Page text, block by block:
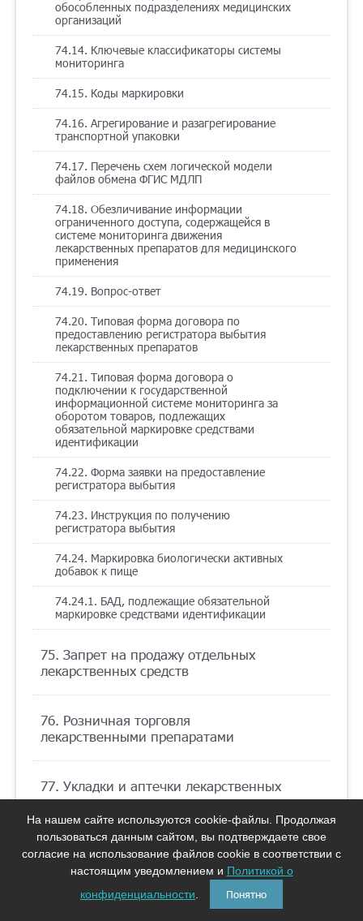
обособленных подразделениях медицинских
организаций
74.14. Ключевые классификаторы системы
мониторинга
74.15. Коды маркировки
74.16. Агрегирование и разагрегирование
транспортной упаковки
74.17. Перечень схем логической модели
файлов обмена ФГИС МДЛП
74.18. Обезличивание информации
ограниченного доступа, содержащейся в
системе мониторинга движения
лекарственных препаратов для медицинского
применения
74.19. Вопрос-ответ
74.20. Типовая форма договора по
предоставлению регистратора выбытия
лекарственных препаратов
74.21. Типовая форма договора о
подключении к государственной
информационной системе мониторинга за
оборотом товаров, подлежащих
обязательной маркировке средствами
идентификации
74.22. Форма заявки на предоставление
регистратора выбытия
74.23. Инструкция по получению
регистратора выбытия
74.24. Маркировка биологически активных
добавок к пище
74.24.1. БАД, подлежащие обязательной
маркировке средствами идентификации
75. Запрет на продажу отдельных
лекарственных средств
76. Розничная торговля
лекарственными препаратами
77. Укладки и аптечки лекарственных
препаратов
78. Оборот наркотических средств и
психотропных веществ в медицинской
На нашем сайте используются cookie-файлы. Продолжая
пользоваться данным сайтом, вы подтверждаете свое
согласие на использование файлов cookie в соответствии с
настоящим уведомлением и Политикой о
конфиденциальности
Понятно